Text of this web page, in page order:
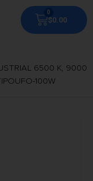
$0.00
6500 K, 9000
100W